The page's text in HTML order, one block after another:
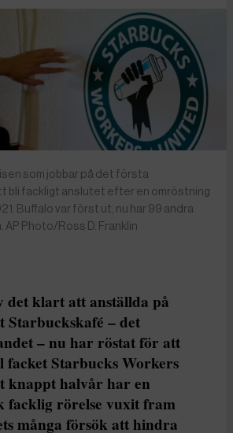
som jobbar på det första
bli fackligt anslutet efter en omröstning
Buffalo var först ut, nu har 99 andra
Photo/Ross D. Franklin
det klart att anställda på
Starbuckskafé – det
– nu har röstat för att
facket Starbucks Workers
knappt halvår har en
facklig rörelse vuxit fram
många försök att hindra